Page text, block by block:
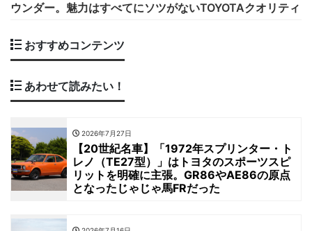
ウンダー。魅力はすべてにソツがないTOYOTAクオリティ
おすすめコンテンツ
あわせて読みたい！
2026年7月27日
【20世紀名車】「1972年スプリンター・ト
レノ（TE27型）」はトヨタのスポーツスピ
リットを明確に主張。GR86やAE86の原点
となったじゃじゃ馬FRだった